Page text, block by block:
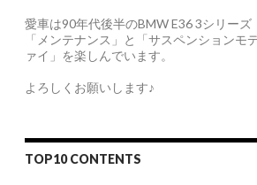
愛車は90年代後半のBMW E36 3シリーズ
「メンテナンス」と「サスペンションモ
ァイ」を楽しんでいます。
よろしくお願いします♪
TOP10 CONTENTS